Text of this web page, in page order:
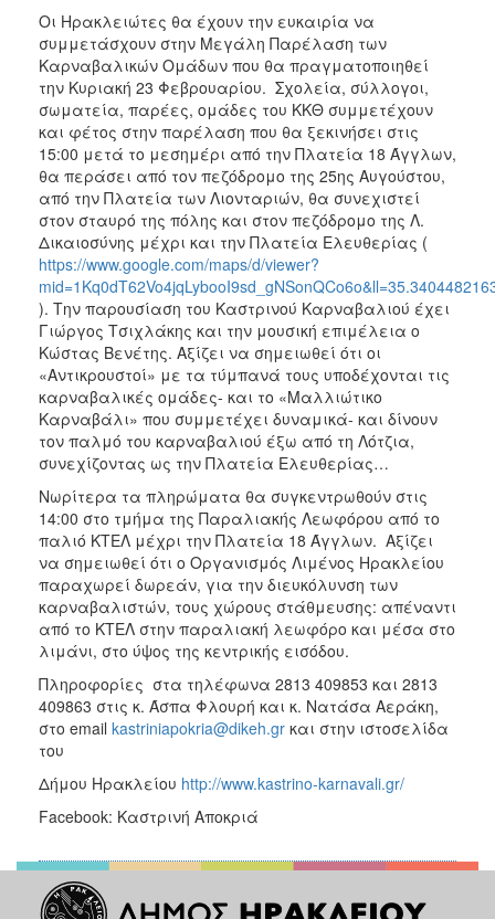
Οι Ηρακλειώτες θα έχουν την ευκαιρία να
συμμετάσχουν στην Μεγάλη Παρέλαση των
Καρναβαλικών Ομάδων που θα πραγματοποιηθεί
την Κυριακή 23 Φεβρουαρίου. Σχολεία, σύλλογοι,
σωματεία, παρέες, ομάδες του ΚΚΘ συμμετέχουν
και φέτος στην παρέλαση που θα ξεκινήσει στις
15:00 μετά το μεσημέρι από την Πλατεία 18 Άγγλων,
θα περάσει από τον πεζόδρομο της 25ης Αυγούστου,
από την Πλατεία των Λιονταριών, θα συνεχιστεί
στον σταυρό της πόλης και στον πεζόδρομο της Λ.
Δικαιοσύνης μέχρι και την Πλατεία Ελευθερίας (
https://www.google.com/maps/d/viewer?
). Την παρουσίαση του Καστρινού Καρναβαλιού έχει
Γιώργος Τσιχλάκης και την μουσική επιμέλεια ο
Κώστας Βενέτης. Αξίζει να σημειωθεί ότι οι
«Αντικρουστοί» με τα τύμπανά τους υποδέχονται τις
καρναβαλικές ομάδες- και το «Μαλλιώτικο
Καρναβάλι» που συμμετέχει δυναμικά- και δίνουν
τον παλμό του καρναβαλιού έξω από τη Λότζια,
συνεχίζοντας ως την Πλατεία Ελευθερίας…
Νωρίτερα τα πληρώματα θα συγκεντρωθούν στις
14:00 στο τμήμα της Παραλιακής Λεωφόρου από το
παλιό ΚΤΕΛ μέχρι την Πλατεία 18 Άγγλων. Αξίζει
να σημειωθεί ότι ο Οργανισμός Λιμένος Ηρακλείου
παραχωρεί δωρεάν, για την διευκόλυνση των
καρναβαλιστών, τους χώρους στάθμευσης: απέναντι
από το ΚΤΕΛ στην παραλιακή λεωφόρο και μέσα στο
λιμάνι, στο ύψος της κεντρικής εισόδου.
Πληροφορίες στα τηλέφωνα 2813 409853 και 2813
409863 στις κ. Άσπα Φλουρή και κ. Νατάσα Αεράκη,
στο email kastriniapokria@dikeh.gr και στην ιστοσελίδα
του
Δήμου Ηρακλείου http://www.kastrino-karnavali.gr/
Facebook: Καστρινή Αποκριά